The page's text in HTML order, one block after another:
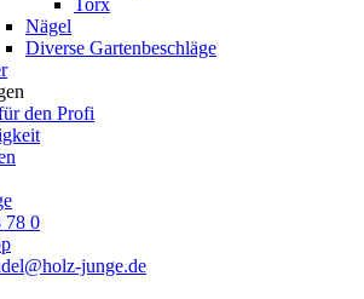
Nägel
Diverse Gartenbeschläge
den Profi
78 0
junge.de